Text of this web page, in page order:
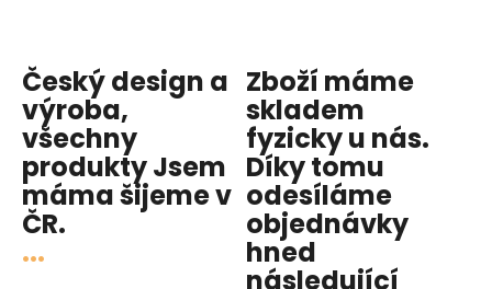
Český design a
výroba,
všechny
produktyJsem
mámašijeme v
ČR.
...
Zboží máme
skladem
fyzicky u nás.
Díky tomu
odesíláme
objednávky
hned
následující